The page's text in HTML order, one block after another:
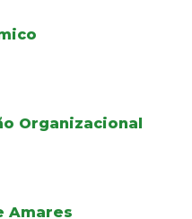
Organizacional
Amares